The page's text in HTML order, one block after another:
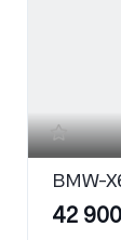
BMW-
42